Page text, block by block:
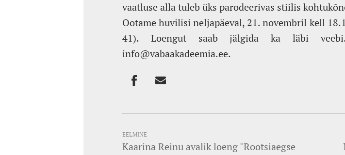
vaatluse alla tuleb üks parodeerivas stiilis
Ootame huvilisi neljapäeval, 21. novembril kell
41). Loengut saab jälgida ka läbi
info@vabaakadeemia.ee.
EELMINE
Kaarina Reinu avalik loeng "Rootsiaegse